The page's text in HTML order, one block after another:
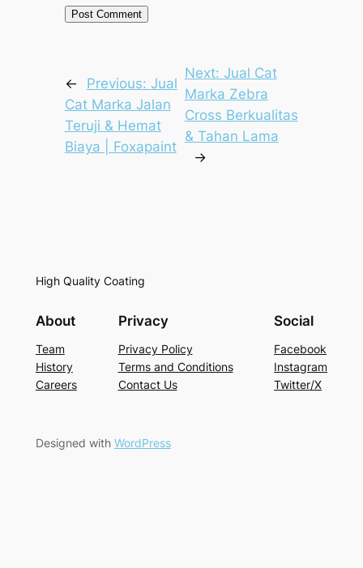
← Previous: Jual
Cat Marka Jalan
Teruji & Hemat
Biaya | Foxapaint
Next: Jual Cat
Marka Zebra
Cross Berkualitas
& Tahan Lama
→
High Quality Coating
About
Team
History
Careers
Privacy
Privacy Policy
Terms and Conditions
Contact Us
Social
Facebook
Instagram
Twitter/X
Designed with WordPress